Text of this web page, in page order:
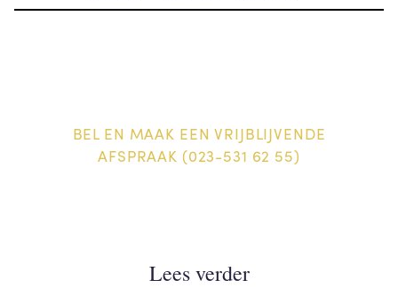
BEL EN MAAK EEN VRIJBLIJVENDE
AFSPRAAK (023-531 62 55)
Lees verder